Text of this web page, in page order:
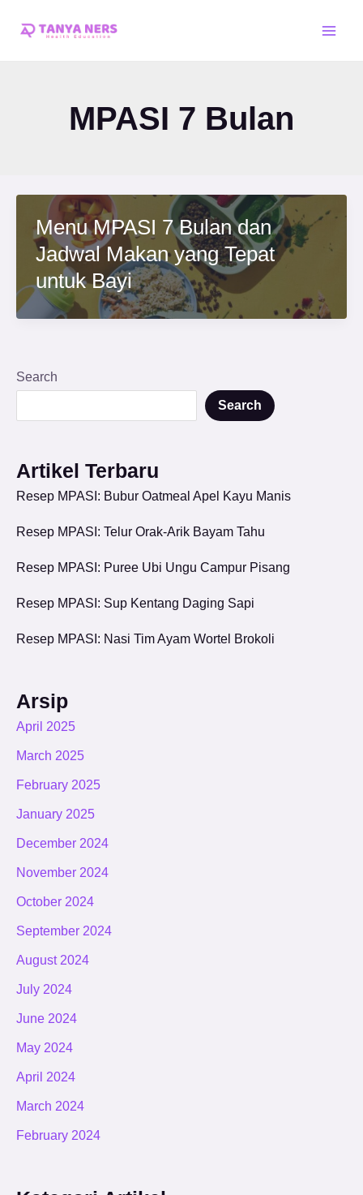
MPASI 7 Bulan
Menu MPASI 7 Bulan dan
Jadwal Makan yang Tepat
untuk Bayi
Search
Search
Artikel Terbaru
Resep MPASI: Bubur Oatmeal Apel Kayu Manis
Resep MPASI: Telur Orak-Arik Bayam Tahu
Resep MPASI: Puree Ubi Ungu Campur Pisang
Resep MPASI: Sup Kentang Daging Sapi
Resep MPASI: Nasi Tim Ayam Wortel Brokoli
Arsip
April 2025
March 2025
February 2025
January 2025
December 2024
November 2024
October 2024
September 2024
August 2024
July 2024
June 2024
May 2024
April 2024
March 2024
February 2024